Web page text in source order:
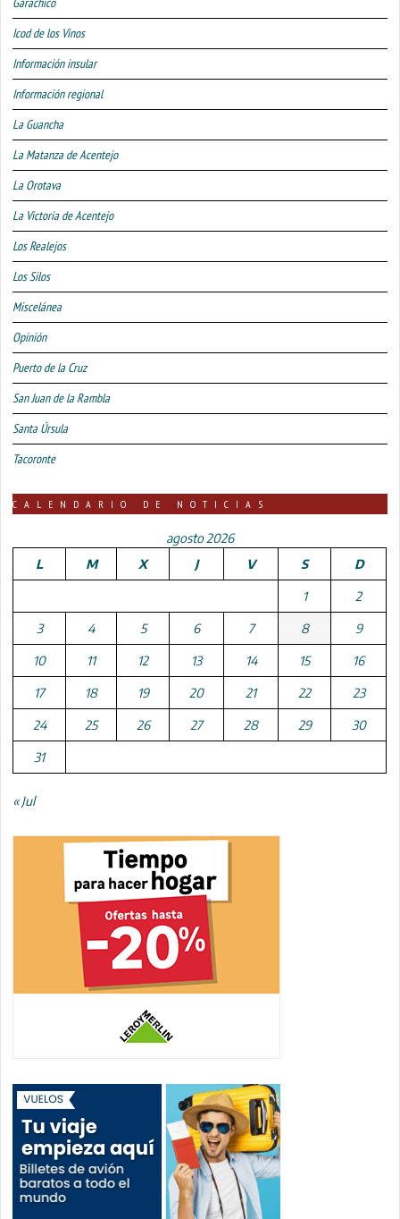
Icod de los Vinos
Información insular
Información regional
La Guancha
La Matanza de Acentejo
La Orotava
La Victoria de Acentejo
Los Realejos
Los Silos
Miscelánea
Opinión
Puerto de la Cruz
San Juan de la Rambla
Santa Úrsula
Tacoronte
CALENDARIO DE NOTICIAS
agosto 2026
L
M X J V S D
1 2
3 4 5 6 7 8 9
10 11 12 13 14 15 16
17 18 19 20 21 22 23
24 25 26 27 28 29 30
31
« Jul